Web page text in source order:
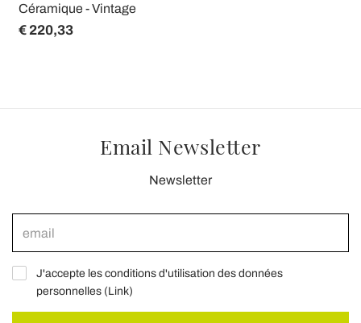
Céramique - Vintage
€ 220,33
Email Newsletter
Newsletter
J'accepte les conditions d'utilisation des données
personnelles (Link)